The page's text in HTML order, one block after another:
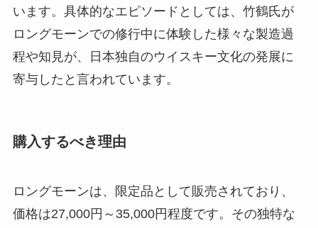
います。具体的なエピソードとしては、竹鶴氏が
ロングモーンでの修行中に体験した様々な製造過
程や知見が、日本独自のウイスキー文化の発展に
寄与したと言われています。
購入するべき理由
ロングモーンは、限定品として販売されており、
価格は27,000円～35,000円程度です。その独特な